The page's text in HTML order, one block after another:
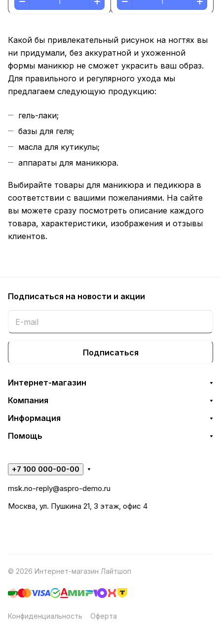
Какой бы привлекательный рисунок на ногтях вы
ни придумали, без аккуратной и ухоженной
формы маникюр не сможет украсить ваш образ.
Для правильного и регулярного ухода мы
предлагаем следующую продукцию:
гель-лаки;
базы для геля;
масла для кутикулы;
аппараты для маникюра.
Выбирайте товары для маникюра и педикюра в
соответствии с вашими пожеланиями. На сайте
вы можете сразу посмотреть описание каждого
товара, характеристики, изображения и отзывы
клиентов.
Подписаться на новости и акции
Подписаться
Интернет-магазин
Компания
Информация
Помощь
+7 100 000-00-00
msk.no-reply@aspro-demo.ru
Москва, ул. Пушкина 21, 3 этаж, офис 4
© 2026 Интернет-магазин Лайтшоп
Конфиденциальность Оферта